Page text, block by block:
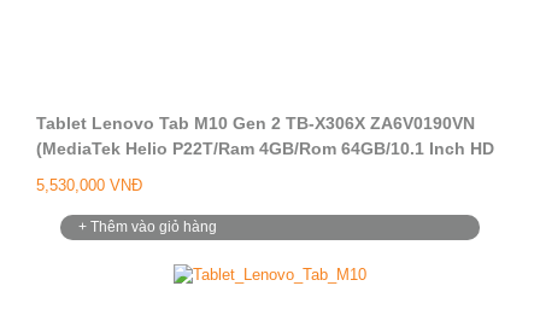
Tablet Lenovo Tab M10 Gen 2 TB-X306X ZA6V0190VN
(MediaTek Helio P22T/Ram 4GB/Rom 64GB/10.1 Inch HD
11)
5,530,000 VNĐ
+ Thêm vào giỏ hàng